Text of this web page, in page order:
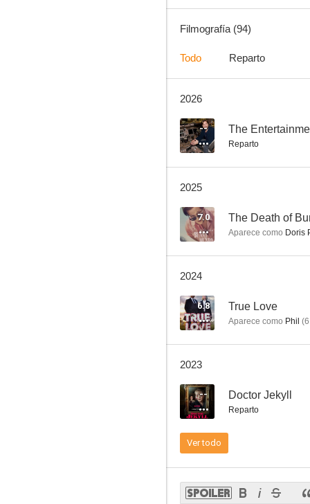
Un don excepcional
8.0
Filmografía (94)
Todo Reparto
2026
-- The
Reparto
2025
7.0 The Death of
Aparece como Doris
2024
6.8 True Love
Aparece como Phil (6
2023
-- Doctor Jekyll
Reparto
Ver todo